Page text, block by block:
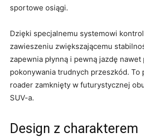
sportowe osiągi.
Dzięki ⁤specjalnemu systemowi⁢
zawieszeniu zwiększającemu
zapewnia płynną‌ i pewną jazdę nawet
pokonywania trudnych przeszkód. To
roader⁢ zamknięty w‍ futurystycznej
SUV-a.
Design z charakterem